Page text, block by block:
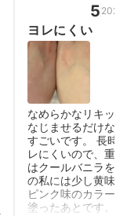
5
ヨレにくい
なめらかなリキッ
なじませるだけな
すごいです。 長時
レにくいので、重
はクールバニラを
の私には少し黄味
ピンク味のカラー
塗ったあとです。